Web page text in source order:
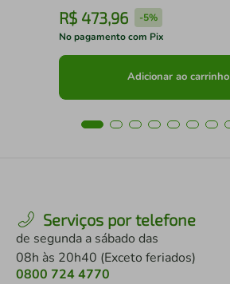
R$ 473,96 -5%
No pagamento com Pix
Adicionar ao carrinho
Serviços por telefone
de segunda a sábado das
08h às 20h40 (Exceto feriados)
0800 724 4770